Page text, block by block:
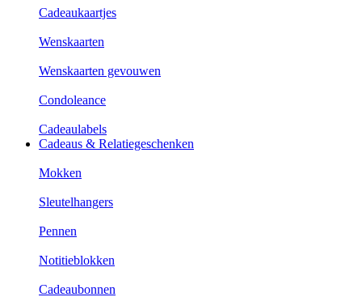
Cadeaukaartjes
Wenskaarten
Wenskaarten gevouwen
Condoleance
Cadeaulabels
Cadeaus & Relatiegeschenken
Mokken
Sleutelhangers
Pennen
Notitieblokken
Cadeaubonnen